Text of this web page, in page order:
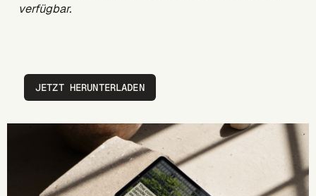
verfügbar.
JETZT HERUNTERLADEN